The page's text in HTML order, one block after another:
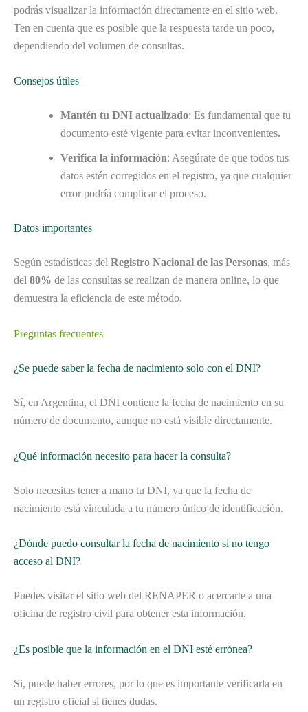
podrás visualizar la información directamente en el sitio web.
Ten en cuenta que es posible que la respuesta tarde un poco,
dependiendo del volumen de consultas.
Consejos útiles
Mantén tu DNI actualizado: Es fundamental que tu
documento esté vigente para evitar inconvenientes.
Verifica la información: Asegúrate de que todos tus
datos estén corregidos en el registro, ya que cualquier
error podría complicar el proceso.
Datos importantes
Según estadísticas del Registro Nacional de las Personas, más
del 80% de las consultas se realizan de manera online, lo que
demuestra la eficiencia de este método.
Preguntas frecuentes
¿Se puede saber la fecha de nacimiento solo con el DNI?
Sí, en Argentina, el DNI contiene la fecha de nacimiento en su
número de documento, aunque no está visible directamente.
¿Qué información necesito para hacer la consulta?
Solo necesitas tener a mano tu DNI, ya que la fecha de
nacimiento está vinculada a tu número único de identificación.
¿Dónde puedo consultar la fecha de nacimiento si no tengo
acceso al DNI?
Puedes visitar el sitio web del RENAPER o acercarte a una
oficina de registro civil para obtener esta información.
¿Es posible que la información en el DNI esté errónea?
Si, puede haber errores, por lo que es importante verificarla en
un registro oficial si tienes dudas.